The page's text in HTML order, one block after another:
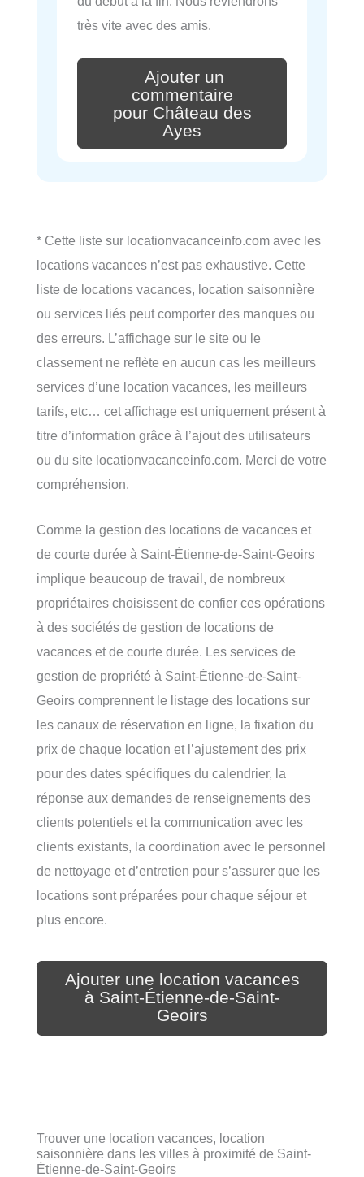
très vite avec des amis.
Ajouter un
commentaire
pour Château des
Ayes
* Cette liste sur locationvacanceinfo.com avec les
locations vacances n’est pas exhaustive. Cette
liste de locations vacances, location saisonnière
ou services liés peut comporter des manques ou
des erreurs. L’affichage sur le site ou le
classement ne reflète en aucun cas les meilleurs
services d’une location vacances, les meilleurs
tarifs, etc… cet affichage est uniquement présent à
titre d’information grâce à l’ajout des utilisateurs
ou du site locationvacanceinfo.com. Merci de votre
compréhension.
Comme la gestion des locations de vacances et
de courte durée à Saint-Étienne-de-Saint-Geoirs
implique beaucoup de travail, de nombreux
propriétaires choisissent de confier ces opérations
à des sociétés de gestion de locations de
vacances et de courte durée. Les services de
gestion de propriété à Saint-Étienne-de-Saint-
Geoirs comprennent le listage des locations sur
les canaux de réservation en ligne, la fixation du
prix de chaque location et l’ajustement des prix
pour des dates spécifiques du calendrier, la
réponse aux demandes de renseignements des
clients potentiels et la communication avec les
clients existants, la coordination avec le personnel
de nettoyage et d’entretien pour s’assurer que les
locations sont préparées pour chaque séjour et
plus encore.
Ajouter une location vacances
à Saint-Étienne-de-Saint-
Geoirs
Trouver une location vacances, location
saisonnière dans les villes à proximité de Saint-
Étienne-de-Saint-Geoirs